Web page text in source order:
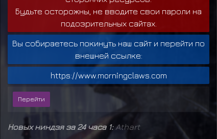
Будьте осторожны, не вводите свои пароли на
подозрительных сайтах.
Вы собираетесь покинуть наш сайт и перейти по
внешней ссылке:
https://www.morningclaws.com
Новых ниндзя за 24 часа 1: Athart